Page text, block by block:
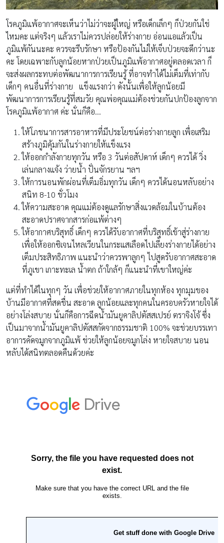
โรคภูมิแพ้อากาศจะเห็นว่าไม่ว่าจะผู้ใหญ่ หรือเด็กเล็กๆ ก็ป่วยกันใช่
ไหมคะ แต่จริงๆ แล้วเราไม่ควรปล่อยให้ร่างกาย อ่อนแอแล้วเป็น
ภูมิแพ้กันนะคะ ควรจะรีบรักษา หรือป้องกันไม่ให้เจ็บป่วยจะดีกว่านะ
คะ โดยเฉพาะกับลูกน้อยหากป่วยเป็นภูมิแพ้อากาศอยู่ตลอดเวลา ก็
จะส่งผลกระทบต่อพัฒนาการการเรียนรู้ ที่อาจทำได้ไม่เต็มที่เท่ากับ
เด็กๆ คนอื่นที่ร่างกาย แข็งแรงกว่า ดังนั้นเพื่อให้ลูกน้อยมี
พัฒนาการการเรียนรู้ที่สมวัย คุณพ่อคุณแม่ต้องช่วยกันปกป้องลูกจาก
โรคภูมิแพ้อากาศ ค่ะ นั่นก็คือ…
ให้โภชนาการสารอาหารที่มีประโยชน์ต่อร่างกายลูก เพื่อเสริม
สร้างภูมิคุ้มกันในร่างกายให้แข็งแรง
ให้ออกกำลังกายทุกวัน หรือ 3 วันต่อสัปดาห์ เด็กๆ ควรได้ วิ่ง
เล่นกลางแจ้ง ว่ายน้ำ ปั่นจักรยาน ฯลฯ
ให้การนอนพักผ่อนที่เต็มอิ่มทุกวัน เด็กๆ ควรได้นอนหลับอย่าง
สนิท 8-10 ชั่วโมง
ให้ความสะอาด คุณแม่ต้องดูแลรักษาสิ่งแวดล้อมในบ้านต้อง
สะอาดปราศจากสารก่อแพ้ต่างๆ
ให้อากาศบริสุทธิ์ เด็กๆ ควรได้รับอากาศที่บริสุทธิ์เข้าสู่ร่างกาย
เพื่อให้ออกซิเจนไหลเวียนในกระแสเลือดไปเลี้ยงร่างกายได้อย่าง
เต็มประสิทธิภาพ แนะนำว่าควรพาลูกๆ ไปสูดรับอากาศสะอาด
ที่ภูเขา เกาะทะเล น้ำตก ถ้าใกล้ๆ ก็แนะนำที่เขาใหญ่ค่ะ
แต่ที่ทำได้ในทุกๆ วัน เพื่อช่วยให้อากาศภายในทุกห้อง ทุกมุมของ
บ้านมีอากาศที่สดชื่น สะอาด ลูกน้อยและทุกคนในครอบครัวหายใจได้
อย่างโล่งสบาย นั่นก็คือการฉีดน้ำมันยูคาลิปตัสสเปรย์ ตราจิงโจ้ ซึ่ง
เป็นมาจากน้ำมันยูคาลิปตัสสกัดจากธรรมชาติ 100% จะช่วยบรรเทา
อาการคัดจมูกจากภูมิแพ้ ช่วยให้ลูกน้อยจมูกโล่ง หายใจสบาย นอน
หลับได้สนิทตลอดคืนด้วยค่ะ